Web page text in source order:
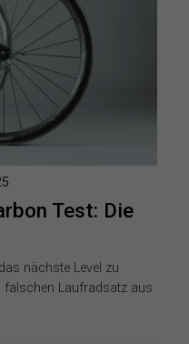
Test: Die
nächste Level zu
falschen Laufradsatz aus